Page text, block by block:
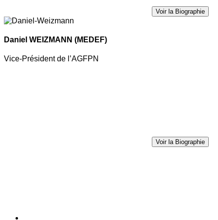
Voir la Biographie
Daniel WEIZMANN (MEDEF)
Vice-Président de l’AGFPN
Voir la Biographie